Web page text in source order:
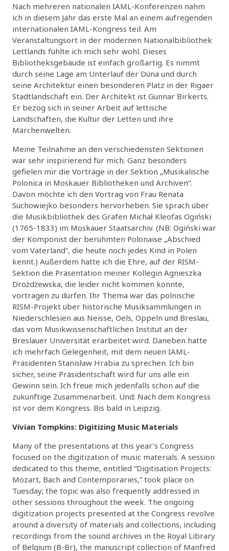
Nach mehreren nationalen IAML-Konferenzen nahm
ich in diesem Jahr das erste Mal an einem aufregenden
internationalen IAML-Kongress teil. Am
Veranstaltungsort in der modernen Nationalbibliothek
Lettlands fühlte ich mich sehr wohl. Dieses
Bibliotheksgebäude ist einfach großartig. Es nimmt
durch seine Lage am Unterlauf der Düna und durch
seine Architektur einen besonderen Platz in der Rigaer
Stadtlandschaft ein. Der Architekt ist Gunnar Birkerts.
Er bezog sich in seiner Arbeit auf lettische
Landschaften, die Kultur der Letten und ihre
Märchenwelten.
Meine Teilnahme an den verschiedensten Sektionen
war sehr inspirierend für mich. Ganz besonders
gefielen mir die Vorträge in der Sektion „Musikalische
Polonica in Moskauer Bibliotheken und Archiven“.
Davon möchte ich den Vortrag von Frau Renata
Suchowiejko besonders hervorheben. Sie sprach über
die Musikbibliothek des Grafen Michał Kleofas Ogiński
(1765-1833) im Moskauer Staatsarchiv. (NB: Ogiński war
der Komponist der berühmten Polonaise „Abschied
vom Vaterland“, die heute noch jedes Kind in Polen
kennt.) Außerdem hatte ich die Ehre, auf der RISM-
Sektion die Präsentation meiner Kollegin Agnieszka
Drożdżewska, die leider nicht kommen konnte,
vortragen zu dürfen. Ihr Thema war das polnische
RISM-Projekt über historische Musiksammlungen in
Niederschlesien aus Neisse, Oels, Oppeln und Breslau,
das vom Musikwissenschaftlichen Institut an der
Breslauer Universität erarbeitet wird. Daneben hatte
ich mehrfach Gelegenheit, mit dem neuen IAML-
Präsidenten Stanisław Hrabia zu sprechen. Ich bin
sicher, seine Präsidentschaft wird für uns alle ein
Gewinn sein. Ich freue mich jedenfalls schon auf die
zukünftige Zusammenarbeit. Und: Nach dem Kongress
ist vor dem Kongress. Bis bald in Leipzig.
Vivian Tompkins: Digitizing Music Materials
Many of the presentations at this year’s Congress
focused on the digitization of music materials. A session
dedicated to this theme, entitled “Digitisation Projects:
Mozart, Bach and Contemporaries,” took place on
Tuesday; the topic was also frequently addressed in
other sessions throughout the week. The ongoing
digitization projects presented at the Congress revolve
around a diversity of materials and collections, including
recordings from the sound archives in the Royal Library
of Belgium (B-Br), the manuscript collection of Manfred